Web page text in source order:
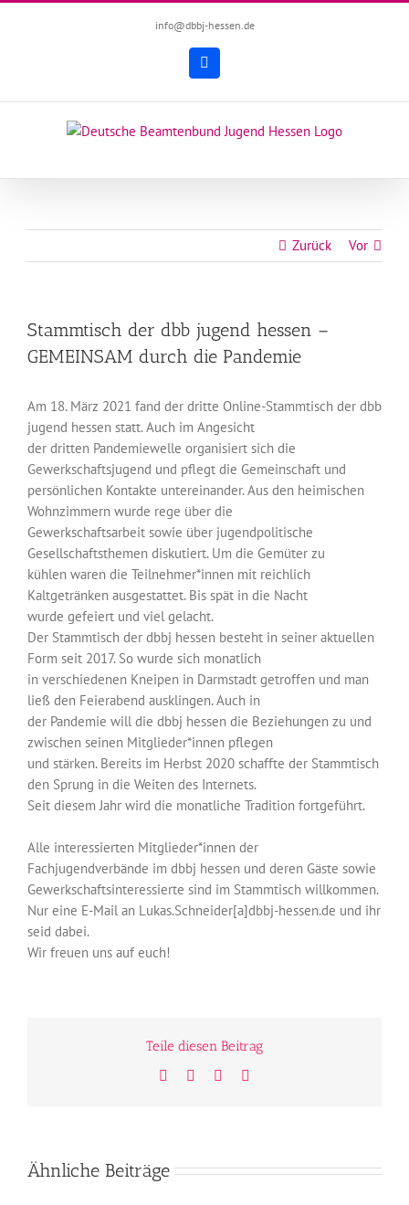
info@dbbj-hessen.de
Facebook
Zurück Vor
Stammtisch der dbb jugend hessen –
GEMEINSAM durch die Pandemie
Am 18. März 2021 fand der dritte Online-Stammtisch der dbb
jugend hessen statt. Auch im Angesicht
der dritten Pandemiewelle organisiert sich die
Gewerkschaftsjugend und pflegt die Gemeinschaft und
persönlichen Kontakte untereinander. Aus den heimischen
Wohnzimmern wurde rege über die
Gewerkschaftsarbeit sowie über jugendpolitische
Gesellschaftsthemen diskutiert. Um die Gemüter zu
kühlen waren die Teilnehmer*innen mit reichlich
Kaltgetränken ausgestattet. Bis spät in die Nacht
wurde gefeiert und viel gelacht.
Der Stammtisch der dbbj hessen besteht in seiner aktuellen
Form seit 2017. So wurde sich monatlich
in verschiedenen Kneipen in Darmstadt getroffen und man
ließ den Feierabend ausklingen. Auch in
der Pandemie will die dbbj hessen die Beziehungen zu und
zwischen seinen Mitglieder*innen pflegen
und stärken. Bereits im Herbst 2020 schaffte der Stammtisch
den Sprung in die Weiten des Internets.
Seit diesem Jahr wird die monatliche Tradition fortgeführt.
Alle interessierten Mitglieder*innen der
Fachjugendverbände im dbbj hessen und deren Gäste sowie
Gewerkschaftsinteressierte sind im Stammtisch willkommen.
Nur eine E-Mail an Lukas.Schneider[a]dbbj-hessen.de und ihr
seid dabei.
Wir freuen uns auf euch!
Teile diesen Beitrag
Facebook
TwitterWhatsApp
Ähnliche Beiträge